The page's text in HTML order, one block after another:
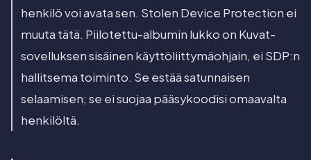
henkilö voi avata sen. Stolen Device Protection ei
muuta tätä. Piilotettu-albumin lukko on Kuvat-
sovelluksen sisäinen käyttöliittymäohjain, ei SDP:n
hallitsema toiminto. Se estää satunnaisen
selaamisen; se ei suojaa pääsykoodisi omaavalta
henkilöltä.